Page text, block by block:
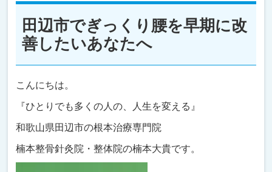
田辺市でぎっくり腰を早期に改
善したいあなたへ
こんにちは。
『ひとりでも多くの人の、人生を変える』
和歌山県田辺市の根本治療専門院
楠本整骨針灸院・整体院の楠本大貴です。